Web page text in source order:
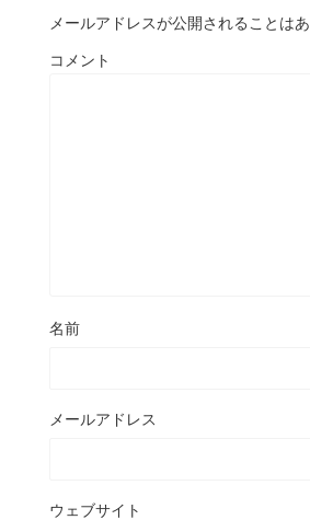
メールアドレスが公開されることはあ
コメント
名前
メールアドレス
ウェブサイト